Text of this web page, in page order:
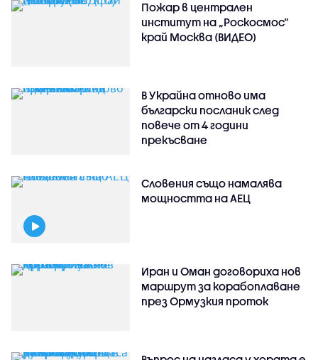
Пожар в централен
институт на „Роскосмос“
край Москва (ВИДЕО)
В Украйна отново има
български посланик след
повече от 4 години
прекъсване
Словения също намалява
мощността на АЕЦ
Иран и Оман договориха нов
маршрут за корабоплаване
през Ормузкия проток